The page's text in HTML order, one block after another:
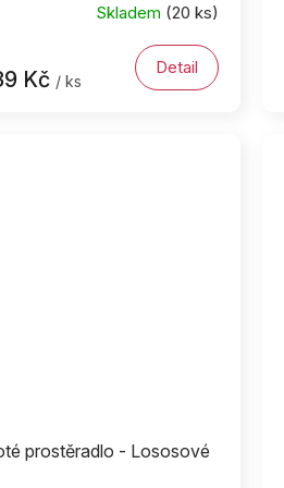
Skladem (20 ks)
Kč / ks
Detail
prostěradlo - Lososové